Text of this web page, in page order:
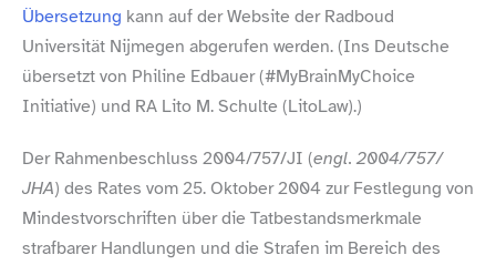
Übersetzung kann auf der Website der Radboud
Universität Nijmegen abgerufen werden. (Ins Deutsche
übersetzt von Philine Edbauer (#MyBrainMyChoice
Initiative) und RA Lito M. Schulte (LitoLaw).)
Der Rahmenbeschluss 2004/​757/​JI (engl. 2004/​757/​
JHA) des Rates vom 25. Oktober 2004 zur Festlegung von
Mindestvorschriften über die Tatbestandsmerkmale
strafbarer Handlungen und die Strafen im Bereich des